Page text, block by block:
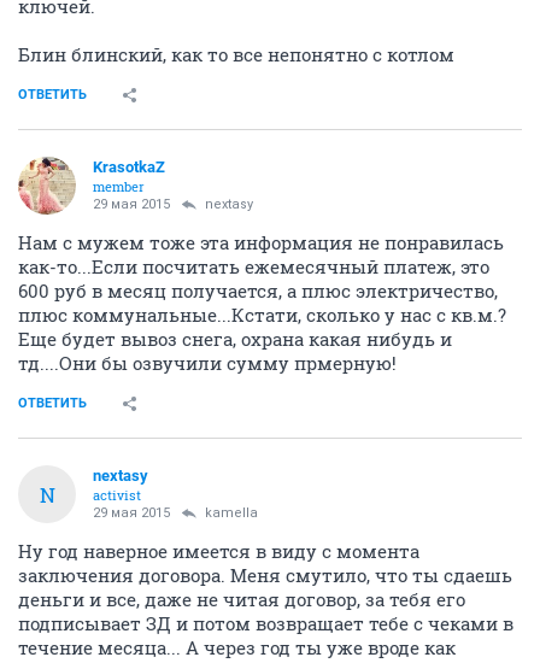
ключей.
Блин блинский, как то все непонятно с котлом
ОТВЕТИТЬ
KrasotkaZ
member
29 мая 2015 nextasy
Нам с мужем тоже эта информация не понравилась
как-то...Если посчитать ежемесячный платеж, это
600 руб в месяц получается, а плюс электричество,
плюс коммунальные...Кстати, сколько у нас с кв.м.?
Еще будет вывоз снега, охрана какая нибудь и
тд....Они бы озвучили сумму прмерную!
ОТВЕТИТЬ
N
nextasy
activist
29 мая 2015 kamella
Ну год наверное имеется в виду с момента
заключения договора. Меня смутило, что ты сдаешь
деньги и все, даже не читая договор, за тебя его
подписывает ЗД и потом возвращает тебе с чеками в
течение месяца... А через год ты уже вроде как